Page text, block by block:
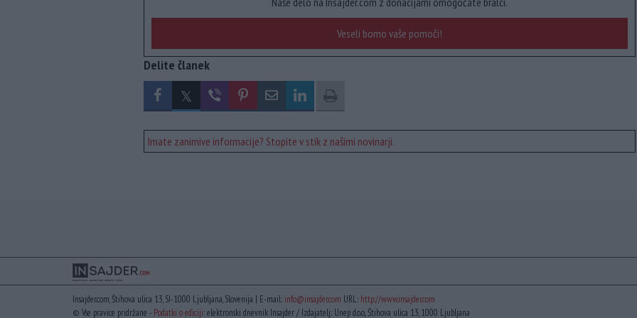
Veseli bomo vaše pomoči!
Delite članek
Imate zanimive informacije? Stopite v stik z našimi novinarji.
Insajder.com, Štihova ulica 13, SI-1000 Ljubljana, Slovenija | E-mail: info@insajder.com URL: http://www.insajder.com
© Vse pravice pridržane - Podatki o ediciji: elektronski dnevnik Insajder / Izdajatelj: Unep d.o.o., Štihova ulica 13, 1000 Ljubljana